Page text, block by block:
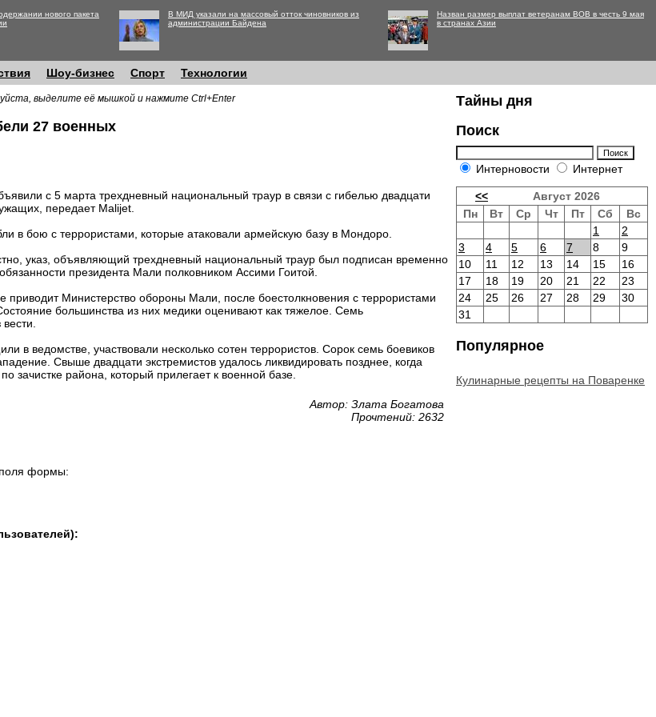
нового пакета
В МИД указали на массовый отток чиновников из
администрации Байдена
Назван размер выплат ветеранам ВОВ в честь 9 мая
в странах Азии
Шоу-бизнес Спорт Технологии
выделите её мышкой и нажмите Ctrl+Enter
27 военных
с 5 марта трехдневный национальный траур в связи с гибелью двадцати
передает Malijet.
в бою с террористами, которые атаковали армейскую базу в Мондоро.
указ, объявляющий трехдневный национальный траур был подписан временно
президента Мали полковником Ассими Гоитой.
Министерство обороны Мали, после боестолкновения с террористами
большинства из них медики оценивают как тяжелое. Семь
в ведомстве, участвовали несколько сотен террористов. Сорок семь боевиков
Свыше двадцати экстремистов удалось ликвидировать позднее, когда
зачистке района, который прилегает к военной базе.
Автор: Злата Богатова
Прочтений: 2632
поля формы:
Тайны дня
Поиск
Интерновости Интернет
<<
Август 2026
Пн
Вт Ср Чт Пт Сб
Вс
1
2
3
4 5 6 7 8
9
10
11 12 13 14 15
16
17
18 19 20 21 22
23
24
25 26 27 28 29
30
31
Популярное
Кулинарные рецепты на Поваренке